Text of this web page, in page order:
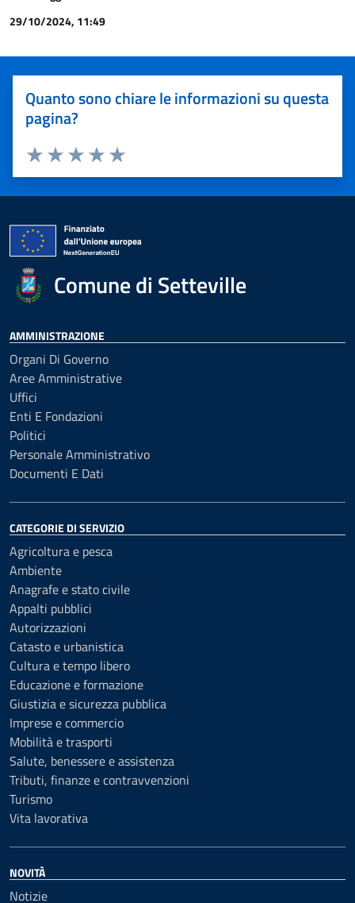
29/10/2024, 11:49
Quanto sono chiare le informazioni su questa
pagina?
Valuta 5 stelle su 5
Valuta 4 stelle su 5
Valuta 3 stelle su 5
Valuta 2 stelle su 5
Valuta 1 stelle su 5
Comune di Setteville
AMMINISTRAZIONE
Organi Di Governo
Aree Amministrative
Uffici
Enti E Fondazioni
Politici
Personale Amministrativo
Documenti E Dati
CATEGORIE DI SERVIZIO
Agricoltura e pesca
Ambiente
Anagrafe e stato civile
Appalti pubblici
Autorizzazioni
Catasto e urbanistica
Cultura e tempo libero
Educazione e formazione
Giustizia e sicurezza pubblica
Imprese e commercio
Mobilità e trasporti
Salute, benessere e assistenza
Tributi, finanze e contravvenzioni
Turismo
Vita lavorativa
NOVITÀ
Notizie